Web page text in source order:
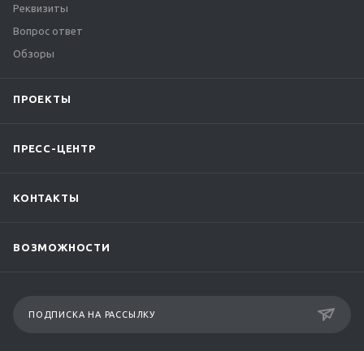
Реквизиты
Вопрос ответ
Обзоры
ПРОЕКТЫ
ПРЕСС-ЦЕНТР
КОНТАКТЫ
ВОЗМОЖНОСТИ
ПОДПИСКА НА РАССЫЛКУ